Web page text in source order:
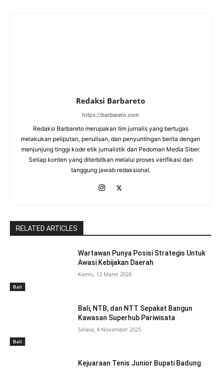
Redaksi Barbareto
https://barbareto.com
Redaksi Barbareto merupakan tim jurnalis yang bertugas
melakukan peliputan, penulisan, dan penyuntingan berita dengan
menjunjung tinggi kode etik jurnalistik dan Pedoman Media Siber.
Setiap konten yang diterbitkan melalui proses verifikasi dan
tanggung jawab redaksional.
RELATED ARTICLES
Bali
Wartawan Punya Posisi Strategis Untuk
Awasi Kebijakan Daerah
Kamis, 12 Maret 2026
Bali
Bali, NTB, dan NTT Sepakat Bangun
Kawasan Superhub Pariwisata
Selasa, 4 November 2025
Kejuaraan Tenis Junior Bupati Badung